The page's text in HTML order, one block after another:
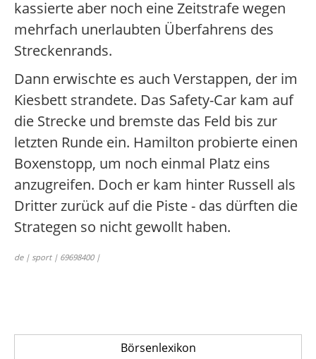
kassierte aber noch eine Zeitstrafe wegen
mehrfach unerlaubten Überfahrens des
Streckenrands.
Dann erwischte es auch Verstappen, der im
Kiesbett strandete. Das Safety-Car kam auf
die Strecke und bremste das Feld bis zur
letzten Runde ein. Hamilton probierte einen
Boxenstopp, um noch einmal Platz eins
anzugreifen. Doch er kam hinter Russell als
Dritter zurück auf die Piste - das dürften die
Strategen so nicht gewollt haben.
de | sport | 69698400 |
Börsenlexikon